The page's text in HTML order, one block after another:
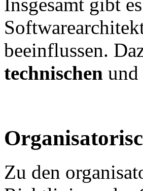
beeinflussen.
technischen und
Zu den